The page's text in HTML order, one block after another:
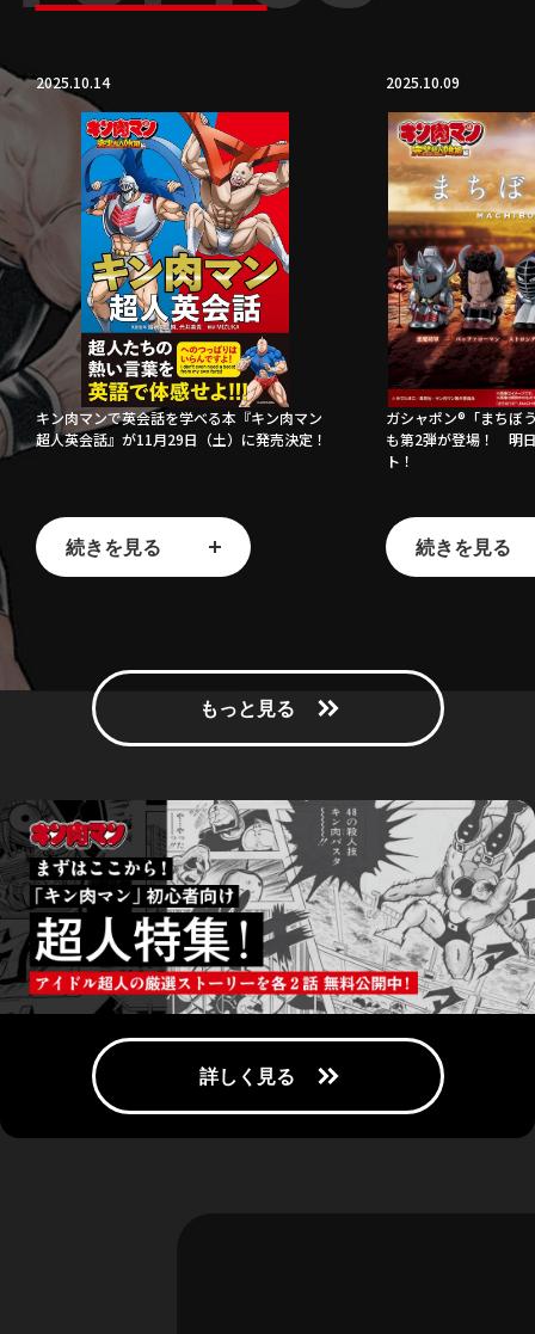
2025.10.14
キン肉マンで英会話を学べる本『キン肉マン
超人英会話』が11月29日（土）に発売決定！
2025.10.09
ガシャポン®「まちぼ
も第2弾が登場！ 明
ト！